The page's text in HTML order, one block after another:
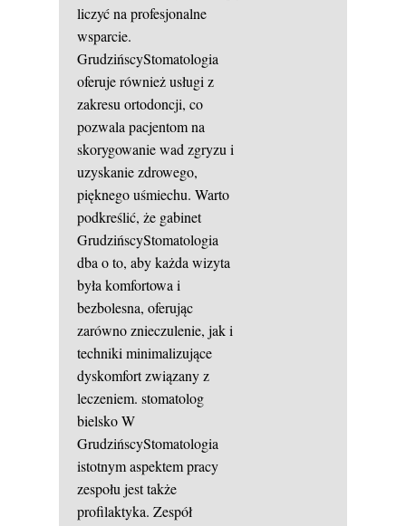
liczyć na profesjonalne
wsparcie.
GrudzińscyStomatologia
oferuje również usługi z
zakresu ortodoncji, co
pozwala pacjentom na
skorygowanie wad zgryzu i
uzyskanie zdrowego,
pięknego uśmiechu. Warto
podkreślić, że gabinet
GrudzińscyStomatologia
dba o to, aby każda wizyta
była komfortowa i
bezbolesna, oferując
zarówno znieczulenie, jak i
techniki minimalizujące
dyskomfort związany z
leczeniem. stomatolog
bielskoW
GrudzińscyStomatologia
istotnym aspektem pracy
zespołu jest także
profilaktyka. Zespół